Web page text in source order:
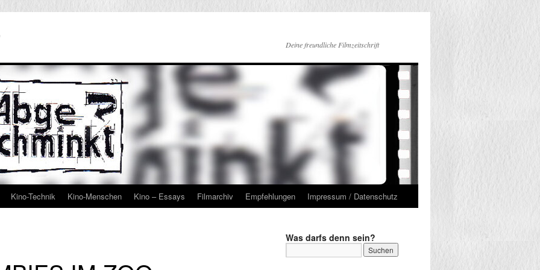
Deine freundliche Filmzeitschrift
Kino-Technik Kino-Menschen Kino – Essays Filmarchiv Empfehlungen Impressum / Datenschutz
Was darfs denn sein?